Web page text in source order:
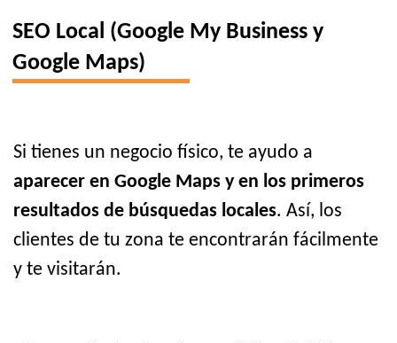
SEO Local (Google My Business y
Google Maps)
Si tienes un negocio físico, te ayudo a
aparecer en Google Maps y en los primeros
resultados de búsquedas locales. Así, los
clientes de tu zona te encontrarán fácilmente
y te visitarán.